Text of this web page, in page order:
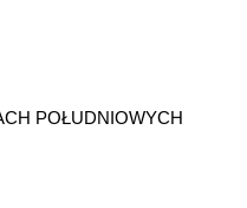
POŁUDNIOWYCH